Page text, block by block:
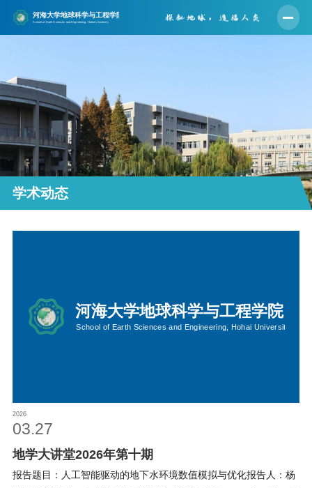
学院概况
师资队伍
人才培养
学科建设
科学研究
合作交流
校友之家
学术动态
2026
03.27
地学大讲堂2026年第十期
报告题目：人工智能驱动的地下水环境数值模拟与优化报告人：杨